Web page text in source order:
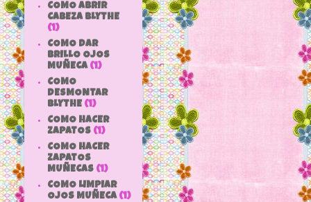
COMO ABRIR
CABEZA BLYTHE
(1)
COMO DAR
BRILLO OJOS
MUÑECA (1)
COMO
DESMONTAR
BLYTHE (1)
COMO HACER
ZAPATOS (1)
COMO HACER
ZAPATOS
MUÑECAS (1)
COMO LIMPIAR
OJOS MUÑECA (1)